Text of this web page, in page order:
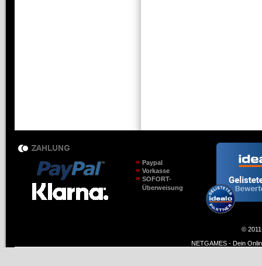
Paypal
Vorkasse
SOFORT-
Überweisung
©
NETGAMES - Dein